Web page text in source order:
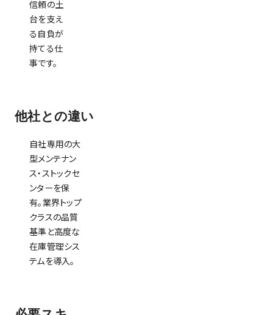
信頼の土
台を支え
る自負が
持てる仕
事です。
他社との違い
自社専用の大
型メンテナン
ス・ストックセ
ンターを保
有。業界トップ
クラスの品質
基準と高度な
在庫管理シス
テムを導入。